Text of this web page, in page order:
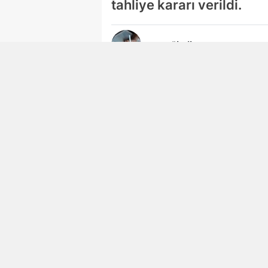
tahliye kararı verildi.
Ayşegül Dilaver